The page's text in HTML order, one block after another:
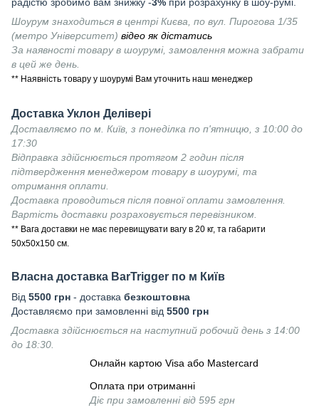
Шоурум знаходиться в центрі Києва, по вул. Пирогова 1/35
(метро Університет) відео як дістатись
За наявності товару в шоурумі, замовлення можна забрати
в цей же день.
** Наявність товару у шоурумі Вам уточнить наш менеджер
Доставка Уклон Делівері
Доставляємо по м. Київ, з понеділка по п'ятницю, з 10:00 до
17:30
Відправка здійснюється протягом 2 годин після
підтвердження менеджером товару в шоурумі, та
отримання оплати.
Доставка проводиться після повної оплати замовлення.
Вартість доставки розраховується перевізником.
** Вага доставки не має перевищувати вагу в 20 кг, та габарити
50х50х150 см.
Власна доставка BarTrigger по м Київ
Від 5500 грн - доставка безкоштовна
Доставляємо при замовленні від 5500 грн
Доставка здійснюється на наступний робочий день з 14:00
до 18:30.
Онлайн картою Visa або Mastercard
Оплата при отриманні
Діє при замовленні від 595 грн